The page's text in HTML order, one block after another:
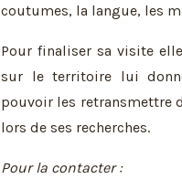
coutumes, la langue, les
Pour finaliser sa visite
sur le territoire lui
pouvoir les retransmettre
lors de ses recherches.
Pour la contacter :